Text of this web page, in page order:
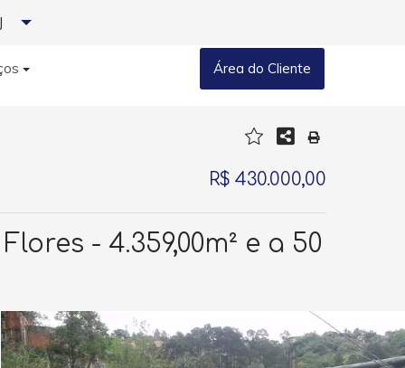
Área do Cliente
R$ 430.000,00
- 4.359,00m² e a 50